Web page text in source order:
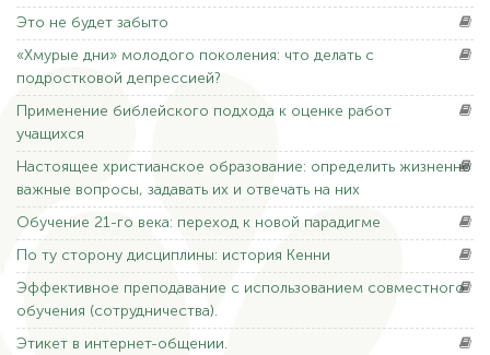
Это не будет забыто
«Хмурые дни» молодого поколения: что делать с
подростковой депрессией?
Применение библейского подхода к оценке работ
учащихся
Настоящее христианское образование: определить жизненно
важные вопросы, задавать их и отвечать на них
Обучение 21-го века: переход к новой парадигме
По ту сторону дисциплины: история Кенни
Эффективное преподавание с использованием совместного
обучения (сотрудничества).
Этикет в интернет-общении.